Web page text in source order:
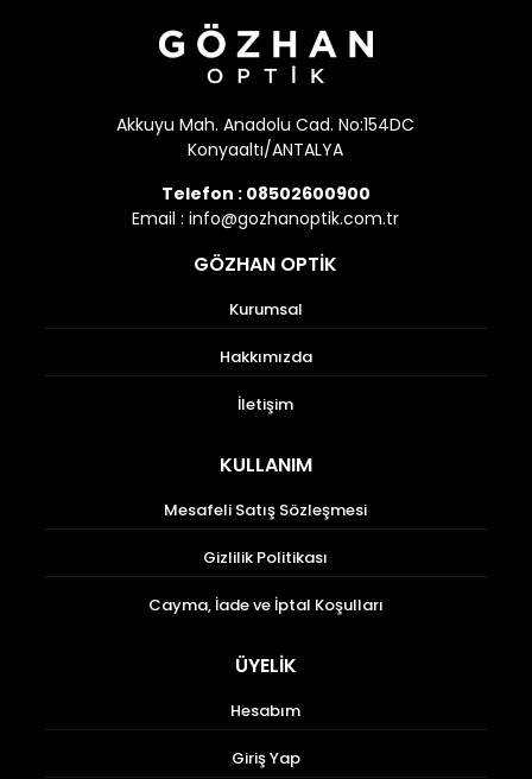
Akkuyu Mah. Anadolu Cad. No:154DC
Konyaaltı/ANTALYA
Telefon : 08502600900
Email :info@gozhanoptik.com.tr
GÖZHAN OPTİK
Kurumsal
Hakkımızda
İletişim
KULLANIM
Mesafeli Satış Sözleşmesi
Gizlilik Politikası
Cayma, İade ve İptal Koşulları
ÜYELİK
Hesabım
Giriş Yap